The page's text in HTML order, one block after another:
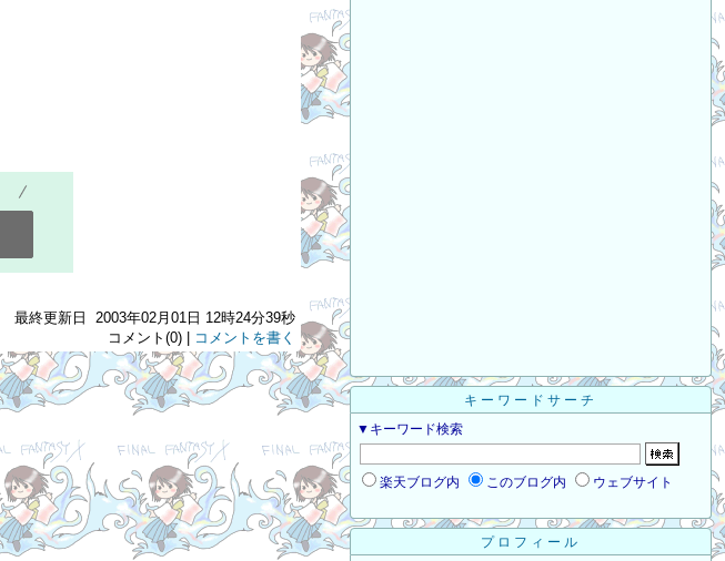
最終更新日 2003年02月01日 12時24分39秒
コメント(0) |
コメントを書く
キーワードサーチ
▼キーワード検索
楽天ブログ内 このブログ内 ウェブサイト
プロフィール